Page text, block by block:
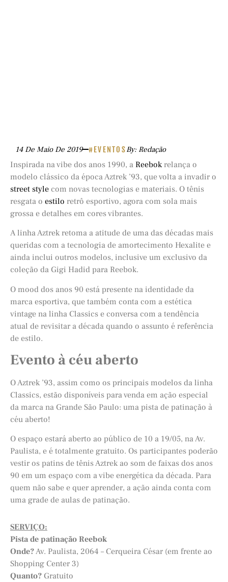
14 De Maio De 2019 #EVENTOSBy: Redação
Inspirada na vibe dos anos 1990, a Reebokrelança o
modelo clássico da época Aztrek ’93, que volta a invadir o
street style com novas tecnologias e materiais. O tênis
resgata o estilo retrô esportivo, agora com sola mais
grossa e detalhes em cores vibrantes.
A linha Aztrek retoma a atitude de uma das décadas mais
queridas com a tecnologia de amortecimento Hexalite e
ainda inclui outros modelos, inclusive um exclusivo da
coleção da Gigi Hadid para Reebok.
O mood dos anos 90 está presente na identidade da
marca esportiva, que também conta com a estética
vintage na linha Classics e conversa com a tendência
atual de revisitar a década quando o assunto é referência
de estilo.
Evento à céu aberto
O Aztrek ’93, assim como os principais modelos da linha
Classics, estão disponíveis para venda em ação especial
da marca na Grande São Paulo: uma pista de patinação à
céu aberto!
O espaço estará aberto ao público de 10 a 19/05, na Av.
Paulista, e é totalmente gratuito. Os participantes poderão
vestir os patins de tênis Aztrek ao som de faixas dos anos
90 em um espaço com a vibe energética da década. Para
quem não sabe e quer aprender, a ação ainda conta com
uma grade de aulas de patinação.
SERVIÇO:
Pista de patinação Reebok
Onde?Av. Paulista, 2064 – Cerqueira César (em frente ao
Shopping Center 3)
Quanto? Gratuito